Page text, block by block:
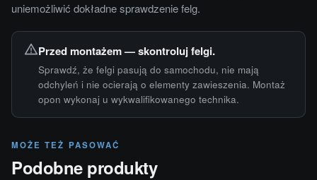
uniemożliwić dokładne sprawdzenie felg.
Przed montażem — skontroluj felgi.
Sprawdź, że felgi pasują do samochodu, nie mają
odchyleń i nie ocierają o elementy zawieszenia. Montaż
opon wykonaj u wykwalifikowanego technika.
MOŻE TEŻ PASOWAĆ
Podobne produkty